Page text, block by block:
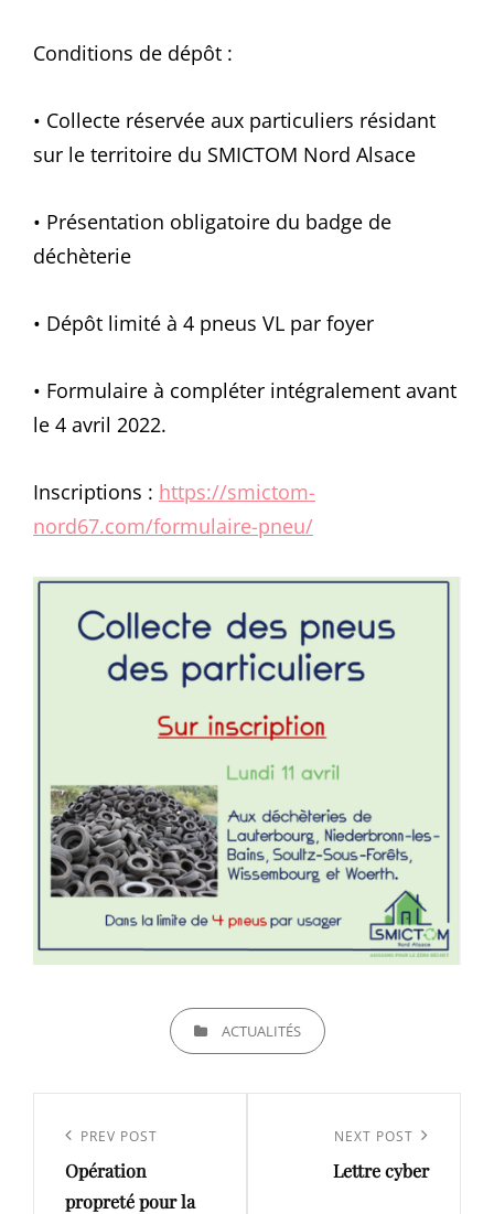
Conditions de dépôt :
• Collecte réservée aux particuliers résidant
sur le territoire du SMICTOM Nord Alsace
• Présentation obligatoire du badge de
déchèterie
• Dépôt limité à 4 pneus VL par foyer
• Formulaire à compléter intégralement avant
le 4 avril 2022.
Inscriptions : https://smictom-
nord67.com/formulaire-pneu/
CATEGORIESACTUALITÉS
l’article
Previous
Post
PREV POST
Opération
propreté pour la
NEXT POST
Lettre cyber